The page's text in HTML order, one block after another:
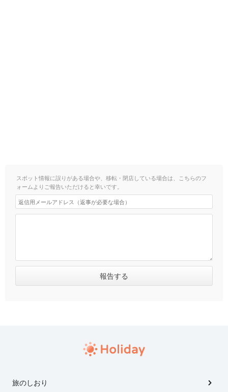
スポット情報に誤りがある場合や、移転・閉店している場合は、こちらのフ
ォームよりご報告いただけると幸いです。
旅のしおり